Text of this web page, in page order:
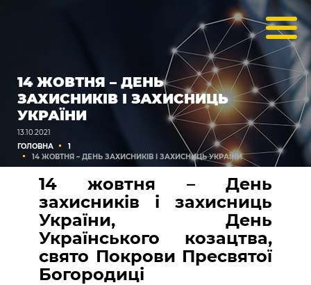
14 ЖОВТНЯ – ДЕНЬ
ЗАХИСНИКІВ І ЗАХИСНИЦЬ
УКРАЇНИ
13.10.2021
ГОЛОВНА
1
14 ЖОВТНЯ – ДЕНЬ ЗАХИСНИКІВ І ЗАХИСНИЦЬ УКРАЇНИ
14 жовтня – День
захисників і захисниць
України, День
Українського козацтва,
свято Покрови Пресвятої
Богородиці